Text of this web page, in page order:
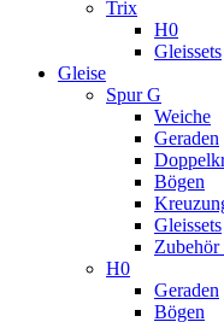
Trix
H0
Gleissets
Gleise
Spur G
Weiche
Geraden
Bögen
Gleissets
H0
Geraden
Bögen